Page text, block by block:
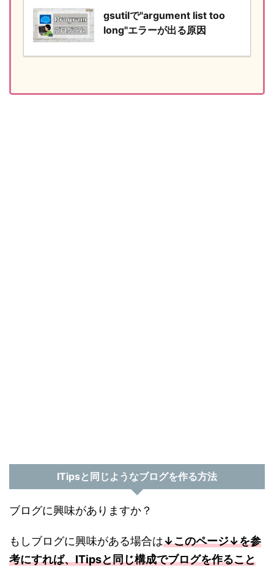
gsutilで"argument list too
long"エラーが出る原因
ITipsと同じようなブログを作る方法
ブログに興味がありますか？
もしブログに興味がある場合は↓このページ↓を参
考にすれば、ITipsと同じ構成でブログを作ること